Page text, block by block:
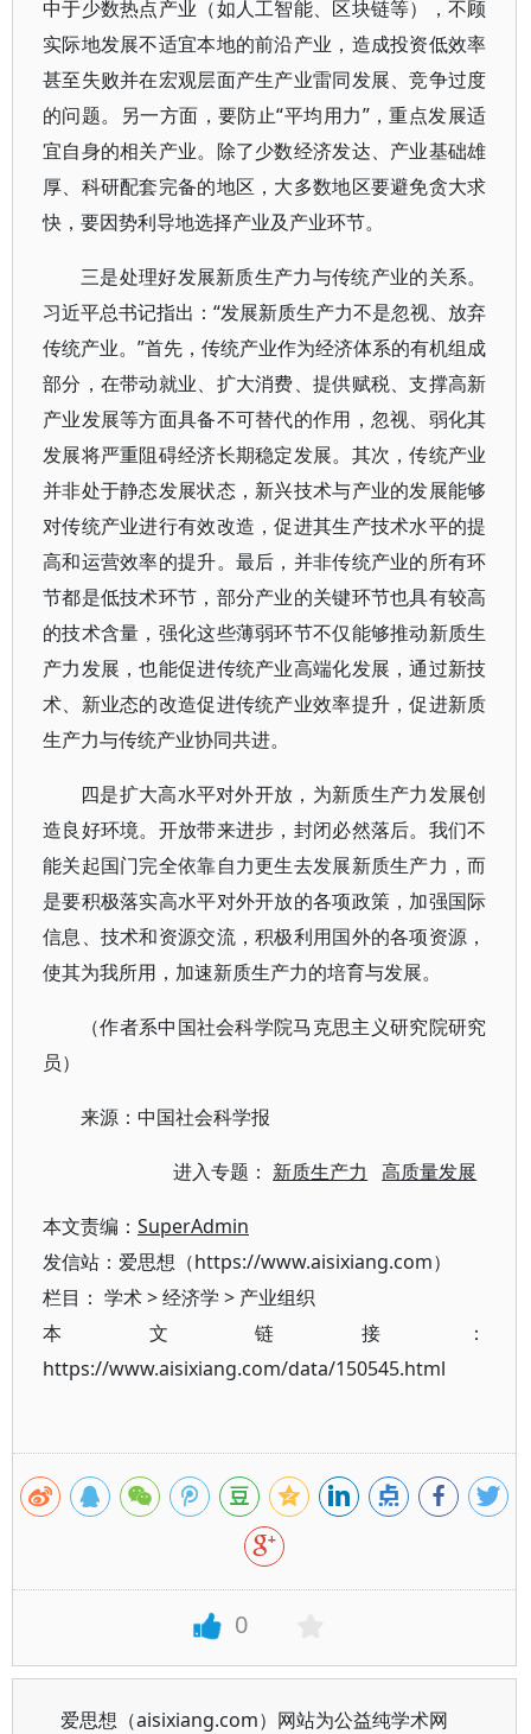
中于少数热点产业（如人工智能、区块链等），不顾
实际地发展不适宜本地的前沿产业，造成投资低效率
甚至失败并在宏观层面产生产业雷同发展、竞争过度
的问题。另一方面，要防止“平均用力”，重点发展适
宜自身的相关产业。除了少数经济发达、产业基础雄
厚、科研配套完备的地区，大多数地区要避免贪大求
快，要因势利导地选择产业及产业环节。
三是处理好发展新质生产力与传统产业的关系。
习近平总书记指出：“发展新质生产力不是忽视、放弃
传统产业。”首先，传统产业作为经济体系的有机组成
部分，在带动就业、扩大消费、提供赋税、支撑高新
产业发展等方面具备不可替代的作用，忽视、弱化其
发展将严重阻碍经济长期稳定发展。其次，传统产业
并非处于静态发展状态，新兴技术与产业的发展能够
对传统产业进行有效改造，促进其生产技术水平的提
高和运营效率的提升。最后，并非传统产业的所有环
节都是低技术环节，部分产业的关键环节也具有较高
的技术含量，强化这些薄弱环节不仅能够推动新质生
产力发展，也能促进传统产业高端化发展，通过新技
术、新业态的改造促进传统产业效率提升，促进新质
生产力与传统产业协同共进。
四是扩大高水平对外开放，为新质生产力发展创
造良好环境。开放带来进步，封闭必然落后。我们不
能关起国门完全依靠自力更生去发展新质生产力，而
是要积极落实高水平对外开放的各项政策，加强国际
信息、技术和资源交流，积极利用国外的各项资源，
使其为我所用，加速新质生产力的培育与发展。
（作者系中国社会科学院马克思主义研究院研究
员）
来源：中国社会科学报
进入专题： 新质生产力 高质量发展
本文责编： SuperAdmin
发信站：爱思想（https://www.aisixiang.com）
栏目： 学术>经济学 > 产业组织
本文链接：
https://www.aisixiang.com/data/150545.html
0
爱思想（aisixiang.com）网站为公益纯学术网